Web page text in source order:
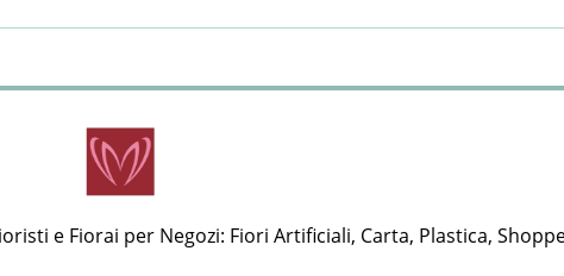
e Fiorai per Negozi: Fiori Artificiali, Carta, Plastica,